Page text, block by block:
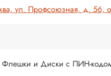
ул. Профсоюзная, д. 56,
Флешки и Диски с ПИН-